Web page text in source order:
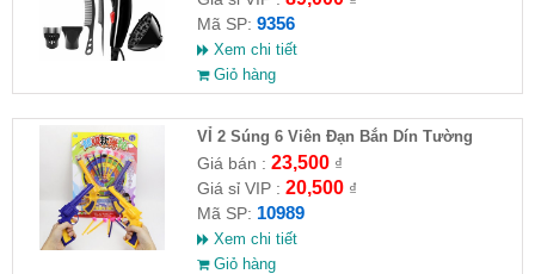
Mã SP: 9356
Xem chi tiết
Giỏ hàng
VỈ 2 Súng 6 Viên Đạn Bắn Dín Tường
Giá bán : 23,500₫
Giá sỉ VIP : 20,500₫
Mã SP: 10989
Xem chi tiết
Giỏ hàng